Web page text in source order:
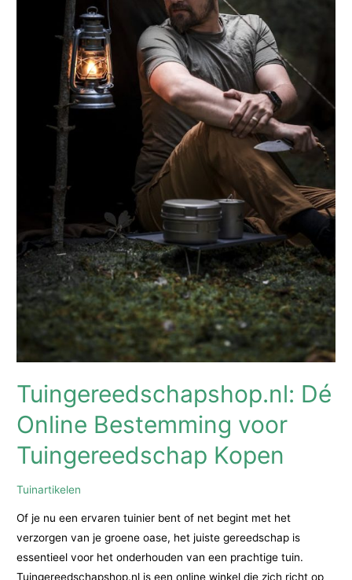
Tuingereedschapshop.nl: Dé
Online Bestemming voor
Tuingereedschap Kopen
Tuinartikelen
Of je nu een ervaren tuinier bent of net begint met het
verzorgen van je groene oase, het juiste gereedschap is
essentieel voor het onderhouden van een prachtige tuin.
Tuingereedschapshop.nl is een online winkel die zich richt op